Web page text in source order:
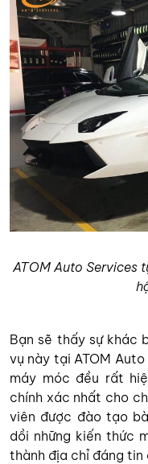
ATOM Auto Services
Bạn sẽ thấy sự khác
vụ này tại ATOM
máy móc đều rất
chính xác nhất cho
viên được đào tạo
dồi những kiến thức
thành địa chỉ đáng tin